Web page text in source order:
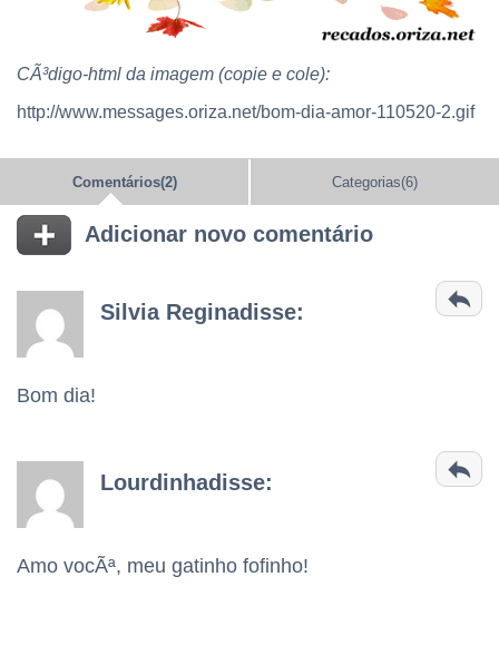
CÃ³digo-html da imagem (copie e cole):
http://www.messages.oriza.net/bom-dia-amor-110520-2.gif
Comentários(2) Categorias(6)
Adicionar novo comentário
Silvia Reginadisse:
Bom dia!
Lourdinhadisse:
Amo vocÃª, meu gatinho fofinho!